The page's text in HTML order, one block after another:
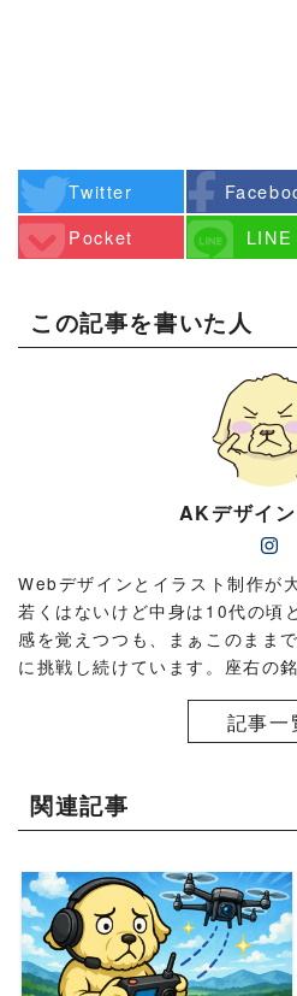
Twitter
Pocket
LINE
この記事を書いた人
AKデザイ
Webデザインとイラスト制作が
若くはないけど中身は10代の頃
感を覚えつつも、まぁこのまま
に挑戦し続けています。座右の
記事一
関連記事
READ MORE